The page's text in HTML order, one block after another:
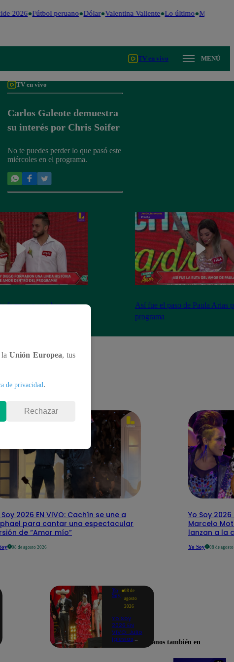
2026 Fútbol peruano Dólar Valentina Valiente Lo último Me Caigo
TV en vivo MENÚ
TV en vivo
Carlos Galeote demuestra
su interés por Chris Soifer
No te puedes perder lo que pasó este
miércoles en el programa.
formaron una hermosa
Así fue el paso de Paula Arias
programa
Soy 2026 EN VIVO: Cachín se une a
para cantar una espectacular
de “Amor mío”
08 de agosto 2026
Yo Soy 2026
Marcelo
lanzan a la
Yo Soy 08 de
Yo
Soy
08 de
agosto
2026
Yo Soy
2026 EN
VIVO: Julio
Iglesias,
laUnión Europea, tus
de privacidad.
Rechazar
Encuéntranos también en